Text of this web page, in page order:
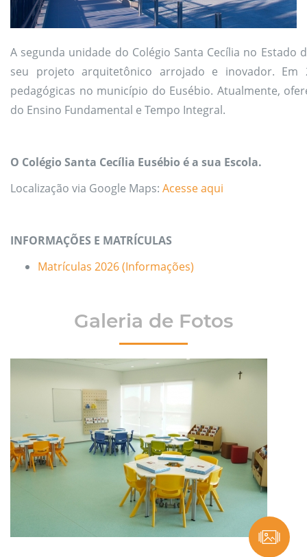
A segunda unidade do Colégio Santa Cecília no
seu projeto arquitetônico arrojado e inovador. Em
pedagógicas no município do Eusébio. Atualmente,
do Ensino Fundamental e Tempo Integral.
O Colégio Santa Cecília Eusébio é a sua Escola.
Localização via Google Maps: Acesse aqui
INFORMAÇÕES E MATRÍCULAS
Matrículas 2026 (Informações)
Galeria de Fotos